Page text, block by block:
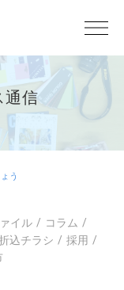
通信
う
イル
コラム
込チラシ
採用